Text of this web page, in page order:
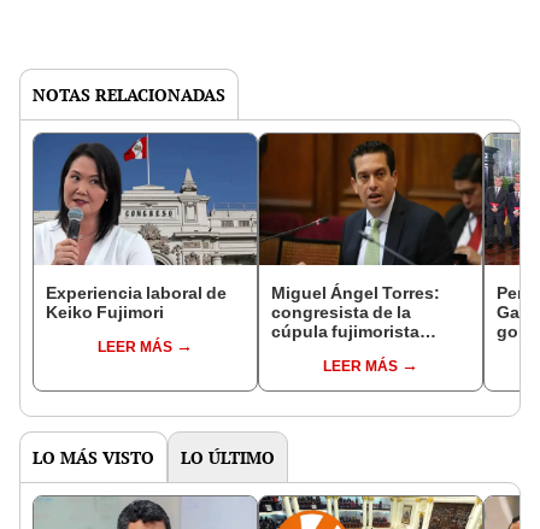
NOTAS RELACIONADAS
Experiencia laboral de
Keiko Fujimori
LEER MÁS
Miguel Ángel Torres:
congresista de la
cúpula fujimorista
del SenadoLEER MÁS
LO MÁS VISTO LO ÚLTIMO